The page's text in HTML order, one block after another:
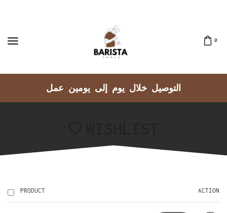
0
التوصيل خلال يوم إلى يومين عمل
PRODUCT ACTION